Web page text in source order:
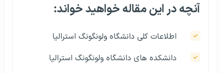
آنچه در این مقاله خواهید خواند:
اطلاعات کلی دانشگاه ولونگونگ استرالیا
دانشکده های دانشگاه ولونگونگ استرالیا